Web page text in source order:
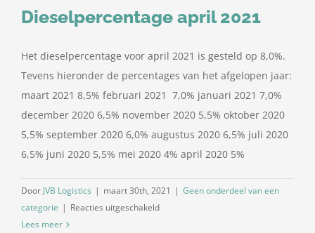
Dieselpercentage april 2021
Het dieselpercentage voor april 2021 is gesteld op 8,0%.
Tevens hieronder de percentages van het afgelopen jaar:
maart 2021 8,5% februari 2021 7,0% januari 2021 7,0%
december 2020 6,5% november 2020 5,5% oktober 2020
5,5% september 2020 6,0% augustus 2020 6,5% juli 2020
6,5% juni 2020 5,5% mei 2020 4% april 2020 5%
Door JVB Logistics | maart 30th, 2021 | Geen onderdeel van een
categorie | Reacties uitgeschakeldvoor
Lees meer